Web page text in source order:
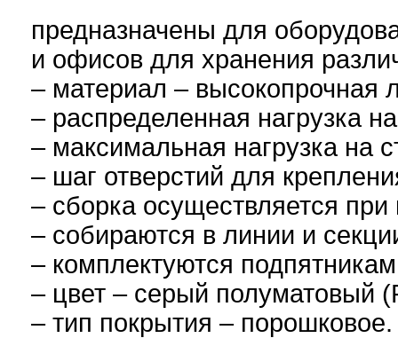
предназначены для
и офисов для хранения
– материал – высокопрочная
– распределенная нагрузка
– максимальная нагрузка на
– шаг отверстий для
– сборка осуществляется
– собираются в линии и
– комплектуются
– цвет – серый полуматовый
– тип покрытия – порошковое.